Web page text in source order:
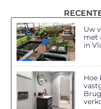
Uw
met
in
Hoe